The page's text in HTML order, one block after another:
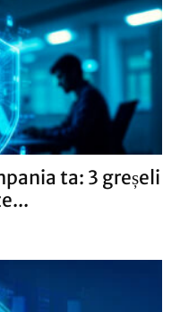
ta: 3 greșeli